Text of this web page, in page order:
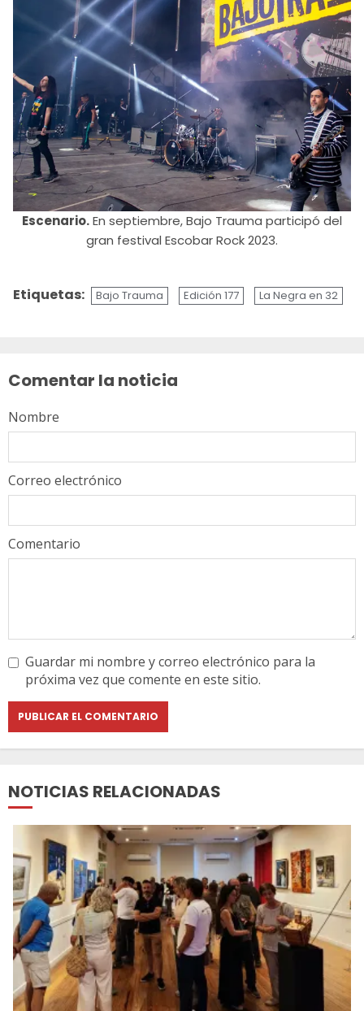
Escenario.En septiembre, Bajo Trauma participó del
gran festival Escobar Rock 2023.
Etiquetas: Bajo Trauma Edición 177 La Negra en 32
Comentar la noticia
Comentario
Nombre
Correo electrónico
Guardar mi nombre y correo electrónico para la
próxima vez que comente en este sitio.
NOTICIAS RELACIONADAS